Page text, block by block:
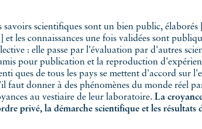
savoirs scientifiques sont un bien public,
et les connaissances une fois validées sont
: elle passe par l'évaluation par d'autres
pour publication et la reproduction
ques de tous les pays se mettent d'accord sur
faut donner à des phénomènes du monde réel
au vestiaire de leur laboratoire. La
privé, la démarche scientifique et les résultats